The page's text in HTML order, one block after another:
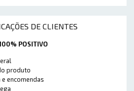
DE CLIENTES
POSITIVO
produto
encomendas